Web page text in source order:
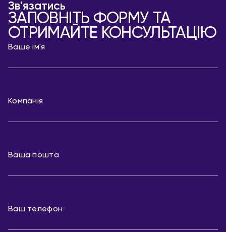
Зв'язатись
ЗАПОВНІТЬ ФОРМУ ТА
ОТРИМАЙТЕ КОНСУЛЬТАЦІЮ